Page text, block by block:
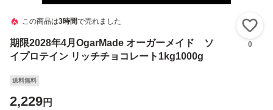
この商品は3時間で売れました
期限2028年4月OgarMade オーガーメイド ソ
イプロテイン リッチチョコレート1kg1000g
0
送料無料
2,229円